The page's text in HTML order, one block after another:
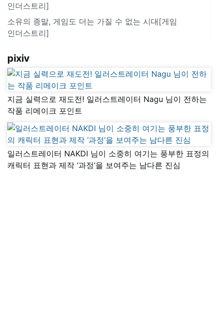
인더스트리]
소유의 종말, 게임도 더는 가질 수 없는 시대[게임
인더스트리]
pixiv
지금 실력으로 재도전! 일러스트레이터 Nagu 님이 전하는
작품 리메이크 포인트
일러스트레이터 NAKDI 님이 소중히 여기는 풍부한 표정의
캐릭터 표현과 제작 ‘과정’을 보여주는 남다른 진심